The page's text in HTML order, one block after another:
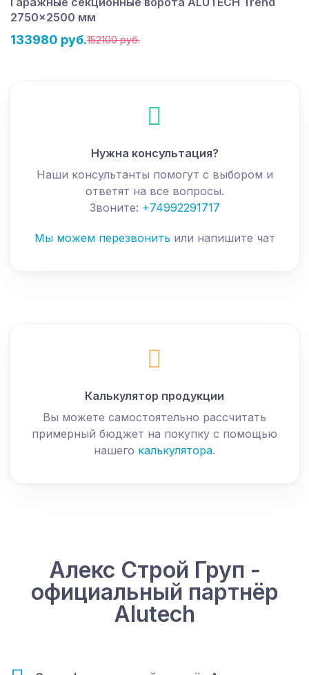
2750×2500 мм
133980 руб.152100 руб.
Нужна консультация?
Наши консультанты помогут с выбором и
ответят на все вопросы.
Звоните: +74992291717
Мы можем перезвонить или напишите чат
Калькулятор продукции
Вы можете самостоятельно рассчитать
примерный бюджет на покупку с помощью
нашего калькулятора.
Алекс Строй Груп -
официальный партнёр
Alutech